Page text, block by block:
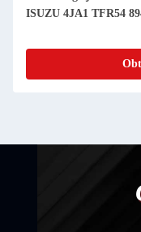
ISUZU 4JA1 TFR54